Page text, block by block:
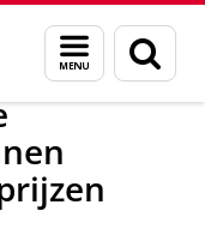
Menu
en
zoeken
Nieuws